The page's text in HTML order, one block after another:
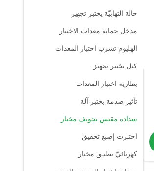
حالة التهابيّة يختبر تجهيز
مدخل حماية معدات الاختبار
الهليوم تسرب اختبار المعدات
كبل يختبر تجهيز
بطارية اختبار المعدات
تأثير صدمة يختبر آلة
سدادة مقبس تجويف مخبار
اختبرت إصبع تحقيق
كهربائيّ تطبيق مخبار